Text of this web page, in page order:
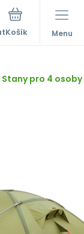
Menu
Stany pro 4 osoby